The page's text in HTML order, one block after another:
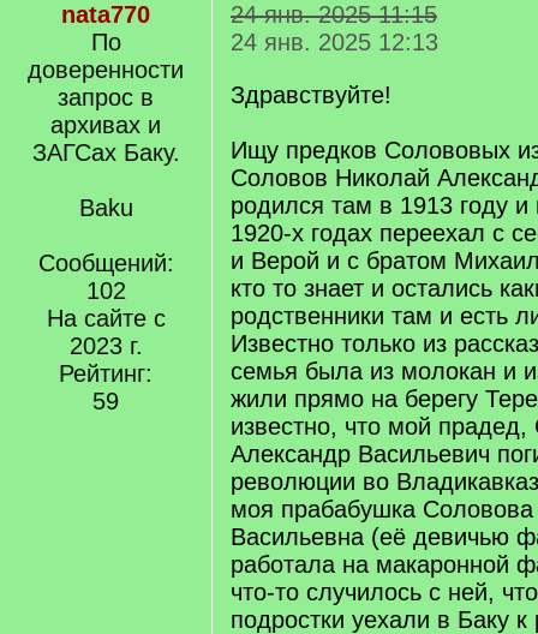
nata770
По
доверенности
запрос в
архивах и
ЗАГСах Баку.
Baku
Сообщений:
102
На сайте с
2023 г.
Рейтинг:
59
24 янв. 2025 11:15
24 янв. 2025 12:13
Здравствуйте!
Ищу предков Солововых
Соловов Николай
родился там в 1913 году и
1920-х годах переехал с
и Верой и с братом
кто то знает и остались
родственники там и есть
Известно только из
семья была из молокан и
жили прямо на берегу
известно, что мой
Александр Васильевич
революции во
моя прабабушка Соловова
Васильевна (её девичью
работала на макаронной
что-то случилось с ней,
подростки уехали в Баку